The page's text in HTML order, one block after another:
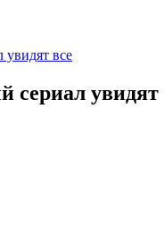
все
увидят